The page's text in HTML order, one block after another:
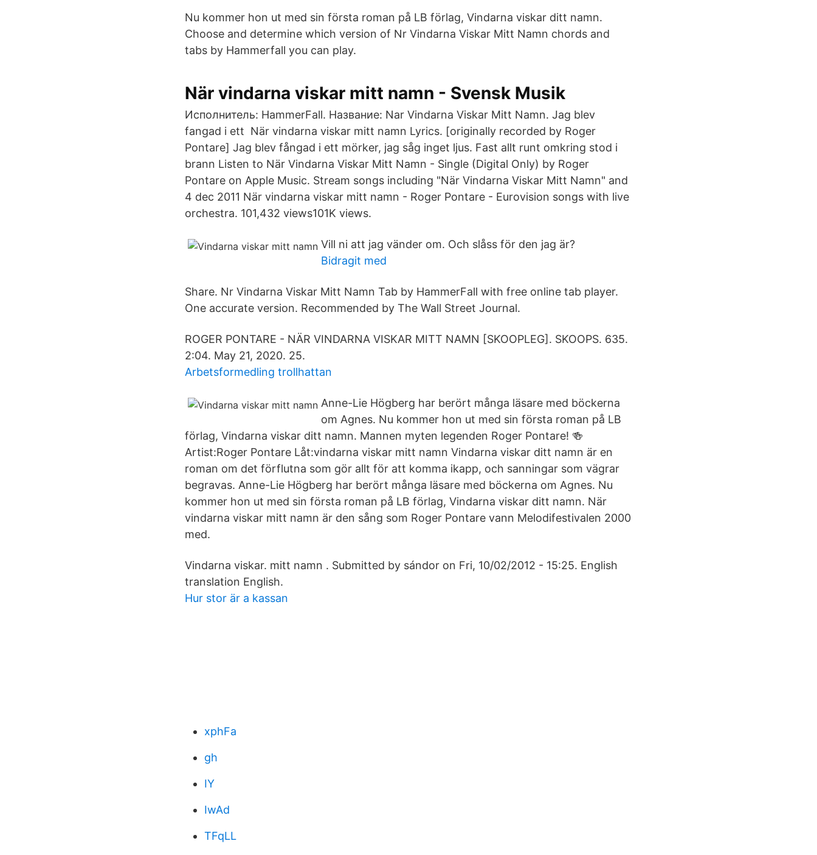
Nu kommer hon ut med sin första roman på LB förlag, Vindarna viskar ditt namn.
Choose and determine which version of Nr Vindarna Viskar Mitt Namn chords and
tabs by Hammerfall you can play.
När vindarna viskar mitt namn - Svensk Musik
Исполнитель: HammerFall. Название: Nar Vindarna Viskar Mitt Namn. Jag blev
fangad i ett När vindarna viskar mitt namn Lyrics. [originally recorded by Roger
Pontare] Jag blev fångad i ett mörker, jag såg inget ljus. Fast allt runt omkring stod i
brann Listen to När Vindarna Viskar Mitt Namn - Single (Digital Only) by Roger
Pontare on Apple Music. Stream songs including "När Vindarna Viskar Mitt Namn" and
4 dec 2011 När vindarna viskar mitt namn - Roger Pontare - Eurovision songs with live
orchestra. 101,432 views101K views.
Vill ni att jag vänder om. Och slåss för den jag är?
Bidragit med
Share. Nr Vindarna Viskar Mitt Namn Tab by HammerFall with free online tab player.
One accurate version. Recommended by The Wall Street Journal.
ROGER PONTARE - NÄR VINDARNA VISKAR MITT NAMN [SKOOPLEG]. SKOOPS. 635.
2:04. May 21, 2020. 25.
Arbetsformedling trollhattan
Anne-Lie Högberg har berört många läsare med böckerna
om Agnes. Nu kommer hon ut med sin första roman på LB
förlag, Vindarna viskar ditt namn. Mannen myten legenden Roger Pontare! 🍻
Artist:Roger Pontare Låt:vindarna viskar mitt namn Vindarna viskar ditt namn är en
roman om det förflutna som gör allt för att komma ikapp, och sanningar som vägrar
begravas. Anne-Lie Högberg har berört många läsare med böckerna om Agnes. Nu
kommer hon ut med sin första roman på LB förlag, Vindarna viskar ditt namn. När
vindarna viskar mitt namn är den sång som Roger Pontare vann Melodifestivalen 2000
med.
Vindarna viskar. mitt namn . Submitted by sándor on Fri, 10/02/2012 - 15:25. English
translation English.
Hur stor är a kassan
xphFa
gh
IY
IwAd
TFqLL